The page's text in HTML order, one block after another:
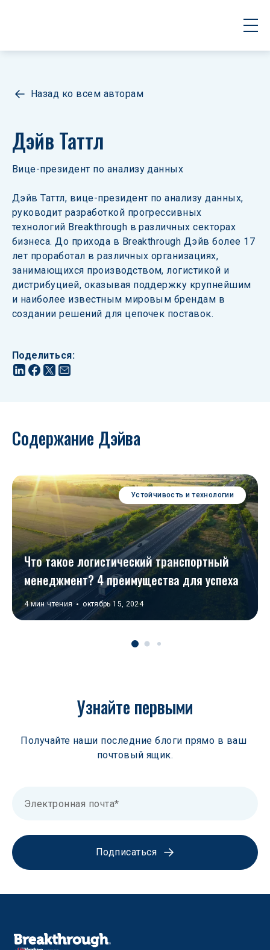
Назад ко всем авторам
Дэйв Таттл
Вице-президент по анализу данных
Дэйв Таттл, вице-президент по анализу данных,
руководит разработкой прогрессивных
технологий Breakthrough в различных секторах
бизнеса. До прихода в Breakthrough Дэйв более 17
лет проработал в различных организациях,
занимающихся производством, логистикой и
дистрибуцией, оказывая поддержку крупнейшим
и наиболее известным мировым брендам в
создании решений для цепочек поставок.
Поделиться:
Содержание Дэйва
Устойчивость и технологии
Что такое логистический транспортный
менеджмент? 4 преимущества для успеха
4 мин чтения октябрь 15, 2024
Узнайте первыми
Получайте наши последние блоги прямо в ваш
почтовый ящик.
Подписаться